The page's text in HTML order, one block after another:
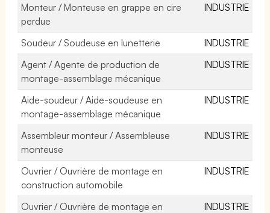
Monteur / Monteuse en grappe en cire
perdue
INDUSTRIE
Soudeur / Soudeuse en lunetterie
INDUSTRIE
Agent / Agente de production de
montage-assemblage mécanique
INDUSTRIE
Aide-soudeur / Aide-soudeuse en
montage-assemblage mécanique
INDUSTRIE
Assembleur monteur / Assembleuse
monteuse
INDUSTRIE
Ouvrier / Ouvrière de montage en
construction automobile
INDUSTRIE
Ouvrier / Ouvrière de montage en
INDUSTRIE